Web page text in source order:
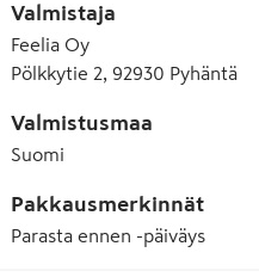
Valmistaja
Feelia Oy
Pölkkytie 2, 92930 Pyhäntä
Valmistusmaa
Suomi
Pakkausmerkinnät
Parasta ennen -päiväys